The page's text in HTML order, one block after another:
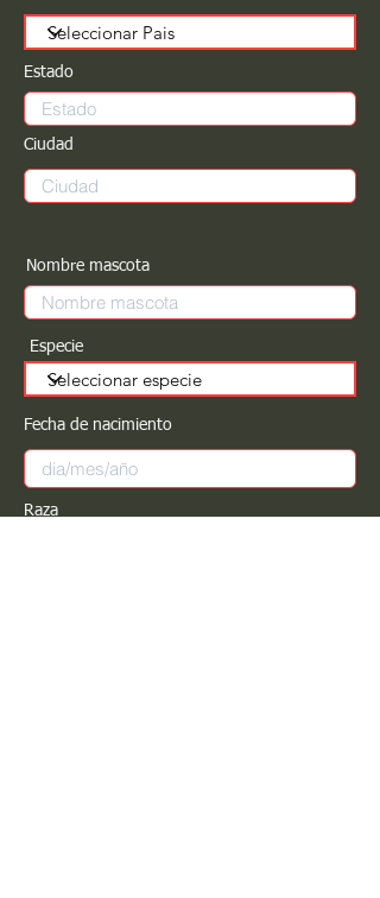
Estado
Ciudad
Nombre mascota
Especie
Fecha de nacimiento
Raza